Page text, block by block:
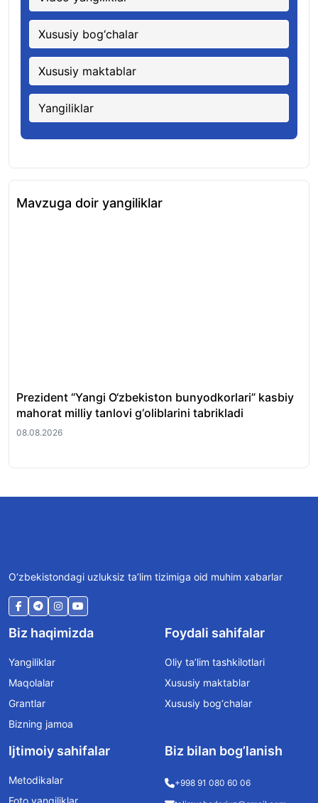
Xususiy bog‘chalar
Xususiy maktablar
Yangiliklar
Mavzuga doir yangiliklar
Prezident “Yangi O‘zbekiston bunyodkorlari” kasbiy
mahorat milliy tanlovi g‘oliblarini tabrikladi
08.08.2026
O‘zbekistondagi uzluksiz ta’lim tizimiga oid muhim xabarlar
Biz haqimizda
Yangiliklar
Maqolalar
Grantlar
Bizning jamoa
Foydali sahifalar
Oliy ta’lim tashkilotlari
Xususiy maktablar
Xususiy bog‘chalar
Ijtimoiy sahifalar
Metodikalar
Foto yangiliklar
Biz bilan bog’lanish
+998 91 080 60 06